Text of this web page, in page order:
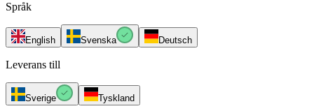
Språk
English Svenska Deutsch
Leverans till
Sverige Tyskland